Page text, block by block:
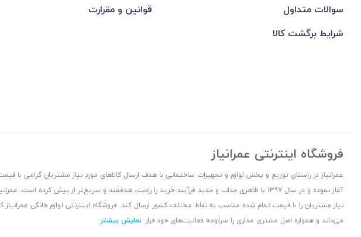
سوالات متداول قوانین و مقرارت
شرایط برگشت کالا
فروشگاه اینترنتی عمرانیاز
آغاز نموده و در سال 1397 با ظاهری جذاب و جدید فرآیند خرید را راحت، هدفمند و سریع‌تر از پیش کرده
نیاز مشتریان را با قیمت تمام شده مناسب به نقاط مختلف کشور ارسال کند. فروشگاه اینترنتی لوازم خانگی
می‌داند و همواره اصل مشتری مداری را سرلوحه فعالیت‌های خود قرار نمایش بیشتر